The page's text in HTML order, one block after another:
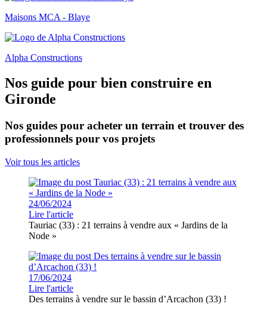
Maisons MCA - Blaye
Alpha Constructions
Nos guide pour bien construire en
Gironde
Nos guides pour acheter un terrain et trouver des
professionnels pour vos projets
Voir tous les articles
24/06/2024
Lire l'article
Tauriac (33) : 21 terrains à vendre aux « Jardins de la
Node »
17/06/2024
Lire l'article
Des terrains à vendre sur le bassin d’Arcachon (33) !